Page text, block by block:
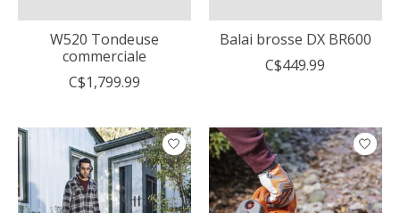
W520 Tondeuse
commerciale
C$1,799.99
Balai brosse DX BR600
C$449.99